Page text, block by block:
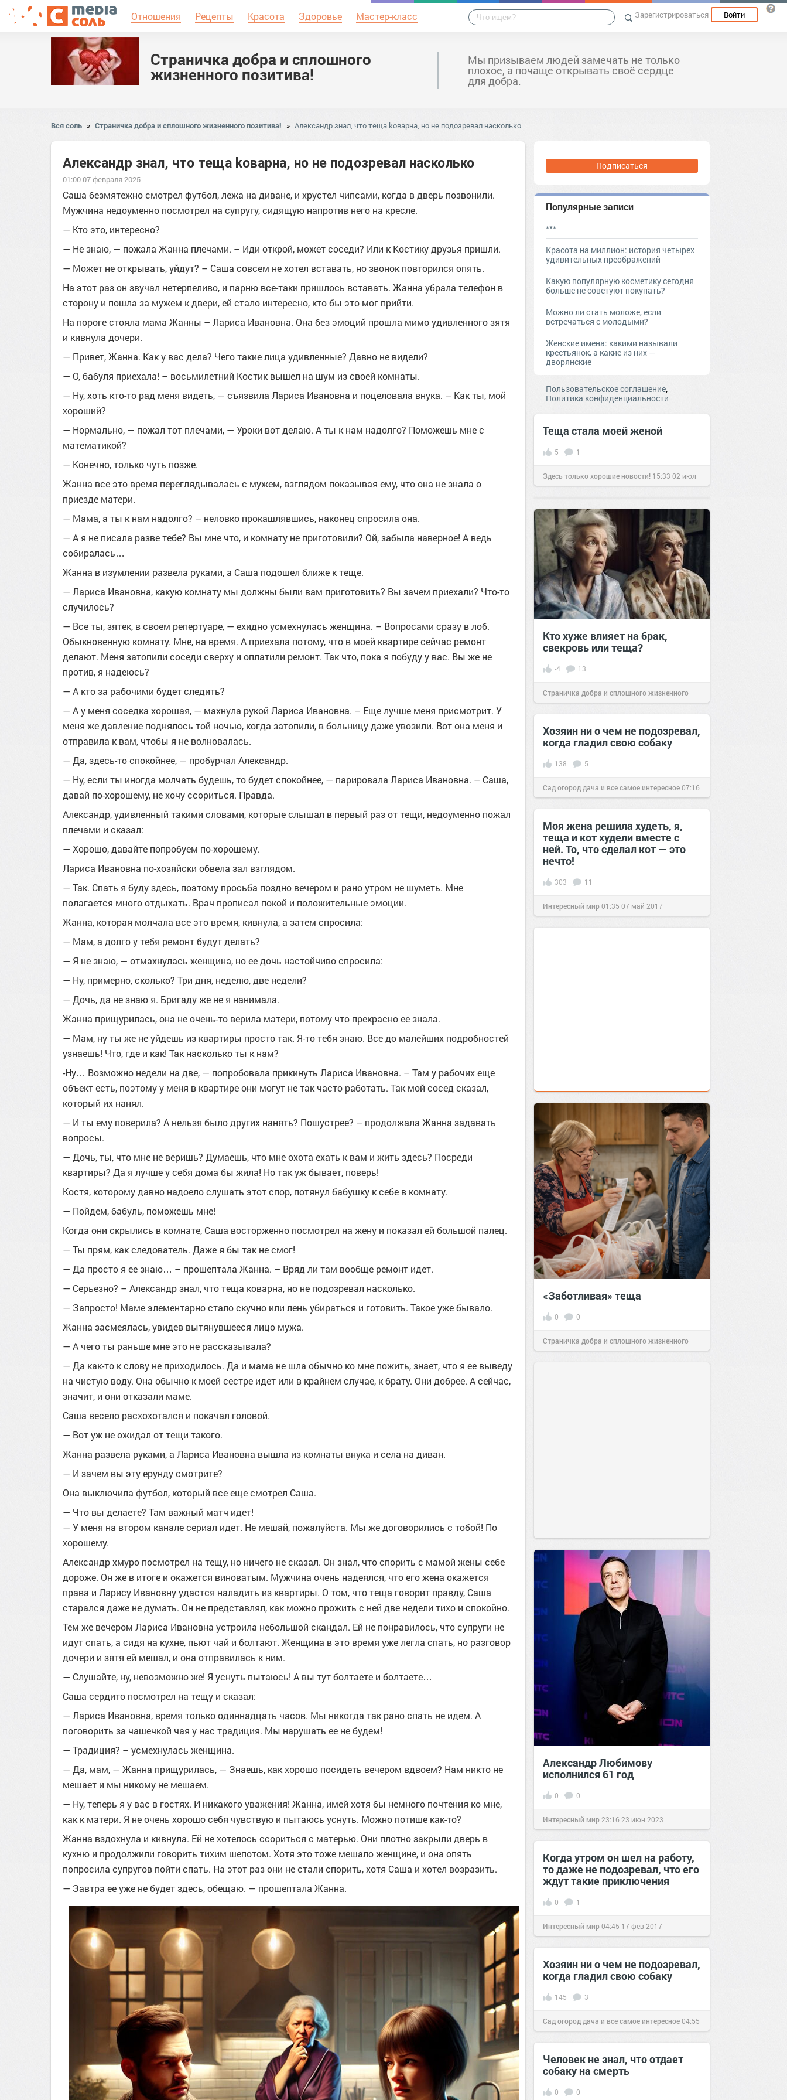
Отношения Рецепты Красота Здоровье Мастер-класс Зарегистрироваться Войти
Страничка добра и сплошного
жизненного позитива!
Мы призываем людей замечать не только
плохое, а почаще открывать своё сердце
для добра.
Вся соль » Страничка добра и сплошного жизненного позитива! » Александр знал, что теща kоварна, но не подозревал насколько
Александр знал, что теща kоварна, но не подозревал насколько
01:00 07 февраля 2025
Саша безмятежно смотрел футбол, лежа на диване, и хрустел чипсами, когда в дверь позвонили.
Мужчина недоуменно посмотрел на супругу, сидящую напротив него на кресле.
— Кто это, интересно?
— Не знаю, — пожала Жанна плечами. – Иди открой, может соседи? Или к Костику друзья пришли.
— Может не открывать, уйдут? – Саша совсем не хотел вставать, но звонок повторился опять.
На этот раз он звучал нетерпеливо, и парню все-таки пришлось вставать. Жанна убрала телефон в
сторону и пошла за мужем к двери, ей стало интересно, кто бы это мог прийти.
На пороге стояла мама Жанны – Лариса Ивановна. Она без эмоций прошла мимо удивленного зятя
и кивнула дочери.
— Привет, Жанна. Как у вас дела? Чего такие лица удивленные? Давно не видели?
— О, бабуля приехала! – восьмилетний Костик вышел на шум из своей комнаты.
— Ну, хоть кто-то рад меня видеть, — съязвила Лариса Ивановна и поцеловала внука. – Как ты, мой
хороший?
— Нормально, — пожал тот плечами, — Уроки вот делаю. А ты к нам надолго? Поможешь мне с
математикой?
— Конечно, только чуть позже.
Жанна все это время переглядывалась с мужем, взглядом показывая ему, что она не знала о
приезде матери.
— Мама, а ты к нам надолго? – неловко прокашлявшись, наконец спросила она.
— А я не писала разве тебе? Вы мне что, и комнату не приготовили? Ой, забыла наверное! А ведь
собиралась…
Жанна в изумлении развела руками, а Саша подошел ближе к теще.
— Лариса Ивановна, какую комнату мы должны были вам приготовить? Вы зачем приехали? Что-то
случилось?
— Все ты, зятек, в своем репертуаре, — ехидно усмехнулась женщина. – Вопросами сразу в лоб.
Обыкновенную комнату. Мне, на время. А приехала потому, что в моей квартире сейчас ремонт
делают. Меня затопили соседи сверху и оплатили ремонт. Так что, пока я побуду у вас. Вы же не
против, я надеюсь?
— А кто за рабочими будет следить?
— А у меня соседка хорошая, — махнула рукой Лариса Ивановна. – Еще лучше меня присмотрит. У
меня же давление поднялось той ночью, когда затопили, в больницу даже увозили. Вот она меня и
отправила к вам, чтобы я не волновалась.
— Да, здесь-то спокойнее, — пробурчал Александр.
— Ну, если ты иногда молчать будешь, то будет спокойнее, — парировала Лариса Ивановна. – Саша,
давай по-хорошему, не хочу ссориться. Правда.
Александр, удивленный такими словами, которые слышал в первый раз от тещи, недоуменно пожал
плечами и сказал:
— Хорошо, давайте попробуем по-хорошему.
Лариса Ивановна по-хозяйски обвела зал взглядом.
— Так. Спать я буду здесь, поэтому просьба поздно вечером и рано утром не шуметь. Мне
полагается много отдыхать. Врач прописал покой и положительные эмоции.
Жанна, которая молчала все это время, кивнула, а затем спросила:
— Мам, а долго у тебя ремонт будут делать?
— Я не знаю, — отмахнулась женщина, но ее дочь настойчиво спросила:
— Ну, примерно, сколько? Три дня, неделю, две недели?
— Дочь, да не знаю я. Бригаду же не я нанимала.
Жанна прищурилась, она не очень-то верила матери, потому что прекрасно ее знала.
— Мам, ну ты же не уйдешь из квартиры просто так. Я-то тебя знаю. Все до малейших подробностей
узнаешь! Что, где и как! Так насколько ты к нам?
-Ну… Возможно недели на две, — попробовала прикинуть Лариса Ивановна. – Там у рабочих еще
объект есть, поэтому у меня в квартире они могут не так часто работать. Так мой сосед сказал,
который их нанял.
— И ты ему поверила? А нельзя было других нанять? Пошустрее? – продолжала Жанна задавать
вопросы.
— Дочь, ты, что мне не веришь? Думаешь, что мне охота ехать к вам и жить здесь? Посреди
квартиры? Да я лучше у себя дома бы жила! Но так уж бывает, поверь!
Костя, которому давно надоело слушать этот спор, потянул бабушку к себе в комнату.
— Пойдем, бабуль, поможешь мне!
Когда они скрылись в комнате, Саша восторженно посмотрел на жену и показал ей большой палец.
— Ты прям, как слeдователь. Даже я бы так не смог!
— Да просто я ее знаю… – прошептала Жанна. – Вряд ли там вообще ремонт идет.
— Серьезно? – Александр знал, что теща коварна, но не подозревал насколько.
— Запросто! Маме элементарно стало скучно или лень убираться и готовить. Такое уже бывало.
Жанна засмеялась, увидев вытянувшееся лицо мужа.
— А чего ты раньше мне это не рассказывала?
— Да как-то к слову не приходилось. Да и мама не шла обычно ко мне пожить, знает, что я ее выведу
на чистую воду. Она обычно к моей сестре идет или в крайнем случае, к брату. Они добрее. А сейчас,
значит, и они отказали маме.
Саша весело расхохотался и покачал головой.
— Вот уж не ожидал от тещи такого.
Жанна развела руками, а Лариса Ивановна вышла из комнаты внука и села на диван.
— И зачем вы эту ерунду смотрите?
Она выключила футбол, который все еще смотрел Саша.
— Что вы делаете? Там важный матч идет!
— У меня на втором канале сериал идет. Не мешай, пожалуйста. Мы же договорились с тобой! По
хорошему.
Александр хмуро посмотрел на тещу, но ничего не сказал. Он знал, что спорить с мамой жены себе
дороже. Он же в итоге и окажется виноватым. Мужчина очень надеялся, что его жена окажется
права и Ларису Ивановну удастся наладить из квартиры. О том, что теща говорит правду, Саша
старался даже не думать. Он не представлял, как можно прожить с ней две недели тихо и спокойно.
Тем же вечером Лариса Ивановна устроила небольшой скандал. Ей не понравилось, что супруги не
идут спать, а сидя на кухне, пьют чай и болтают. Женщина в это время уже легла спать, но разговор
дочери и зятя ей мешал, и она отправилась к ним.
— Слушайте, ну, невозможно же! Я уснуть пытаюсь! А вы тут болтаете и болтаете…
Саша сердито посмотрел на тещу и сказал:
— Лариса Ивановна, время только одиннадцать часов. Мы никогда так рано спать не идем. А
поговорить за чашечкой чая у нас традиция. Мы нарушать ее не будем!
— Традиция? – усмехнулась женщина.
— Да, мам, — Жанна прищурилась, — Знаешь, как хорошо посидеть вечером вдвоем? Нам никто не
мешает и мы никому не мешаем.
— Ну, теперь я у вас в гостях. И никакого уважения! Жанна, имей хотя бы немного почтения ко мне,
как к матери. Я не очень хорошо себя чувствую и пытаюсь уснуть. Можно потише как-то?
Жанна вздохнула и кивнула. Ей не хотелось ссориться с матерью. Они плотно закрыли дверь в
кухню и продолжили говорить тихим шепотом. Хотя это тоже мешало женщине, и она опять
попросила супругов пойти спать. На этот раз они не стали спорить, хотя Саша и хотел возразить.
— Завтра ее уже не будет здесь, обещаю. — прошептала Жанна.
Подписаться
Популярные записи
***
Красота на миллион: история четырех
удивительных преображений
Какую популярную косметику сегодня
больше не советуют покупать?
Можно ли стать моложе, если
встречаться с молодыми?
Женские имена: какими называли
крестьянок, а какие из них —
дворянские
Пользовательское соглашение,
Политика конфиденциальности
Теща стала моей женой
5 1
Здесь только хорошие новости! 15:33 02 июл
Кто хуже влияет на брак,
свекровь или теща?
-4 13
Страничка добра и сплошного жизненного
позитива!09:0020 апр 2023
Хозяин ни о чем не подозревал,
когда гладил свою собаку
138 5
Сад огород дача и все самое интересное07:16
13 окт 2016
Моя жена решила худеть, я,
теща и кот худели вместе с
ней. То, что сделал кот — это
нечто!
303 11
Интересный мир01:35 07 май 2017
«Заботливая» теща
0 0
Страничка добра и сплошного жизненного
Александр Любимову
исполнился 61 год
0 0
Интересный мир 23:16 23 июн 2023
Когда утром он шел на работу,
то даже не подозревал, что его
ждут такие приключения
0 1
Интересный мир04:45 17 фев 2017
Хозяин ни о чем не подозревал,
когда гладил свою собаку
145 3
Сад огород дача и все самое интересное04:55
24 авг 2016
Человек не знал, что отдает
собаку на смерть
0 0